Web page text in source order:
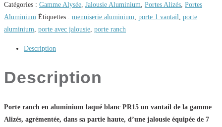
Catégories : Gamme Alysée, Jalousie Aluminium, Portes Alizés, Portes
Aluminium Étiquettes : menuiserie aluminium, porte 1 vantail, porte
aluminium, porte avec jalousie, porte ranch
Description
Description
Porte ranch en aluminium laqué blanc PR15 un vantail de la gamme
Alizés, agrémentée, dans sa partie haute, d’une jalousie équipée de 7